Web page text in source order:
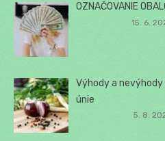
OZNAČOVANIE
15. 6.
Výhody a
únie
5. 8.